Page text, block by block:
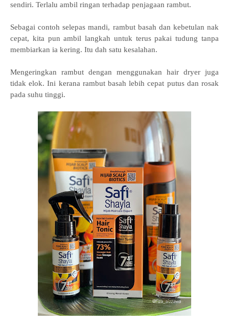
sendiri. Terlalu ambil ringan terhadap penjagaan rambut.
Sebagai contoh selepas mandi, rambut basah dan kebetulan nak
cepat, kita pun ambil langkah untuk terus pakai tudung tanpa
membiarkan ia kering. Itu dah satu kesalahan.
Mengeringkan rambut dengan menggunakan hair dryer juga
tidak elok. Ini kerana rambut basah lebih cepat putus dan rosak
pada suhu tinggi.